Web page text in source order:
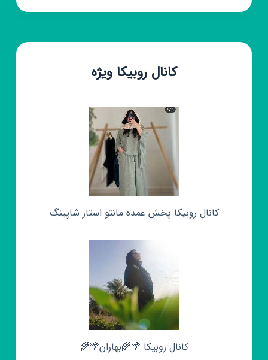
کانال روبیکا ویژه
کانال روبیکا پخش عمده مانتو استار شاپینگ
کانال روبیکا 🌴🌾بهاران🌴🌾